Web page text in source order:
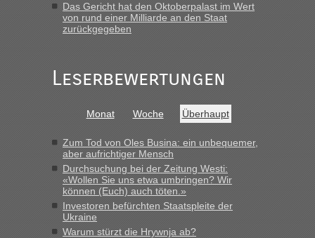
Das Gericht hat den Oktoberpalast im Wert
von rund einer Milliarde an den Staat
zurückgegeben
Leserbewertungen
Monat Woche Überhaupt
Zum Tod von Oles Busina: ein unbequemer,
aber aufrichtiger Mensch
Durchsuchung bei der Zeitung Westi:
«Wollen Sie uns etwa umbringen? Wir
können (Euch) auch töten.»
Investoren befürchten Staatspleite der
Ukraine
Warum stürzt die Hrywnja ab?